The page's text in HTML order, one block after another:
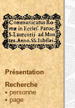
Présentation
Recherche
• personne
•page